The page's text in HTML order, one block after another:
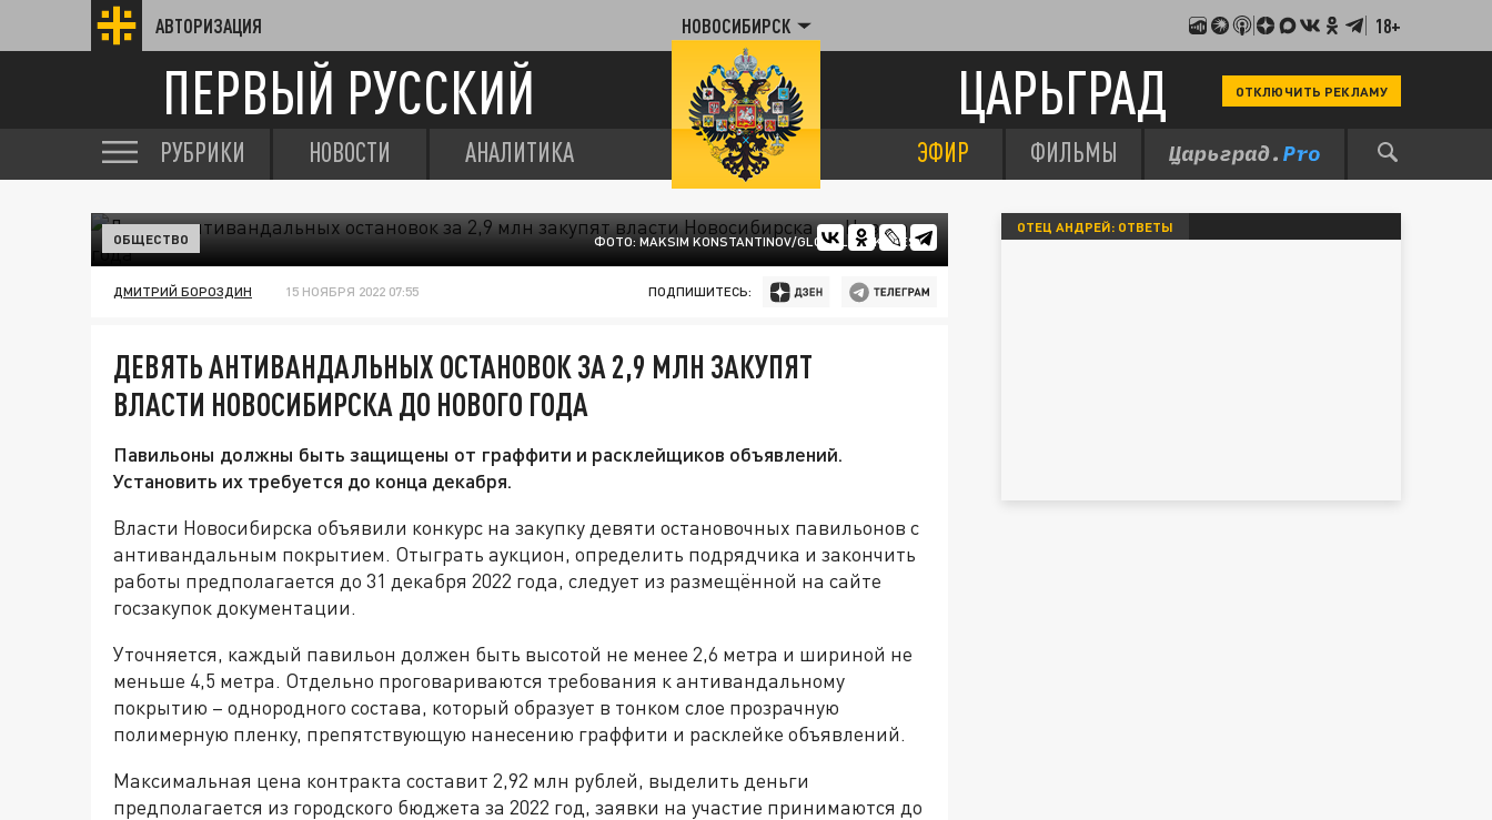
АВТОРИЗАЦИЯ НОВОСИБИРСК 18+
ПЕРВЫЙ РУССКИЙ ЦАРЬГРАД ОТКЛЮЧИТЬ РЕКЛАМУ
РУБРИКИ НОВОСТИ АНАЛИТИКА ЭФИР ФИЛЬМЫ
ФОТО: MAKSIM KONSTANTINOV/GLOBALLOOKPRESS
ОБЩЕСТВО
ДМИТРИЙ БОРОЗДИН 15 НОЯБРЯ 2022 07:55 ПОДПИШИТЕСЬ:
ДЕВЯТЬ АНТИВАНДАЛЬНЫХ ОСТАНОВОК ЗА 2,9 МЛН ЗАКУПЯТ
ВЛАСТИ НОВОСИБИРСКА ДО НОВОГО ГОДА
Павильоны должны быть защищены от граффити и расклейщиков объявлений.
Установить их требуется до конца декабря.
Власти Новосибирска объявили конкурс на закупку девяти остановочных павильонов с
антивандальным покрытием. Отыграть аукцион, определить подрядчика и закончить
работы предполагается до 31 декабря 2022 года, следует из размещённой на сайте
госзакупок документации.
Уточняется, каждый павильон должен быть высотой не менее 2,6 метра и шириной не
меньше 4,5 метра. Отдельно проговариваются требования к антивандальному
покрытию – однородного состава, который образует в тонком слое прозрачную
полимерную пленку, препятствующую нанесению граффити и расклейке объявлений.
Максимальная цена контракта составит 2,92 млн рублей, выделить деньги
предполагается из городского бюджета за 2022 год, заявки на участие принимаются до
ОТЕЦ АНДРЕЙ: ОТВЕТЫ